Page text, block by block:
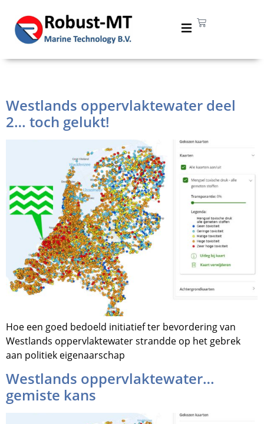
Westlands oppervlaktewater deel
2… toch gelukt!
Hoe een goed bedoeld initiatief ter bevordering van
Westlands oppervlaktewater strandde op het gebrek
aan politiek eigenaarschap
Westlands oppervlaktewater…
gemiste kans